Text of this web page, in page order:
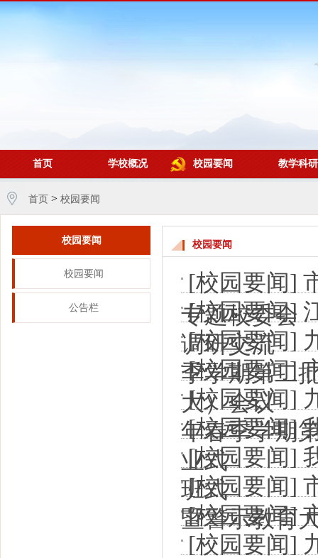
首页 学校概况 校园要闻 教学科研
首页 > 校园要闻
校园要闻
校园要闻
公告栏
校园要闻
[校园要闻]
专题校委会
[校园要闻]
调研交流
[校园要闻]
季学期第二
[校园要闻]
大）会议
[校园要闻]
年春季学期
[校园要闻]
业式
[校园要闻]
班式
[校园要闻]
暨警示教育
[校园要闻]
[校园要闻]